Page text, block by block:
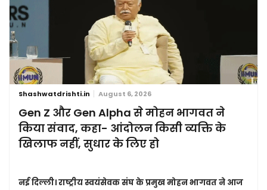
Shashwatdrishti.in August 6, 2026
Gen Z और Gen Alpha से मोहन भागवत ने
किया संवाद, कहा- आंदोलन किसी व्यक्ति के
खिलाफ नहीं, सुधार के लिए हो
नई दिल्ली।राष्ट्रीय स्वयंसेवक संघ के प्रमुख मोहन भागवत ने आज